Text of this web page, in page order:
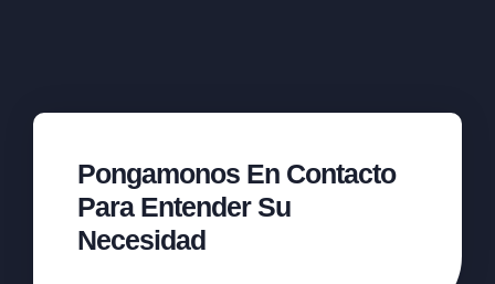
Pongamonos En Contacto
Para Entender Su
Necesidad